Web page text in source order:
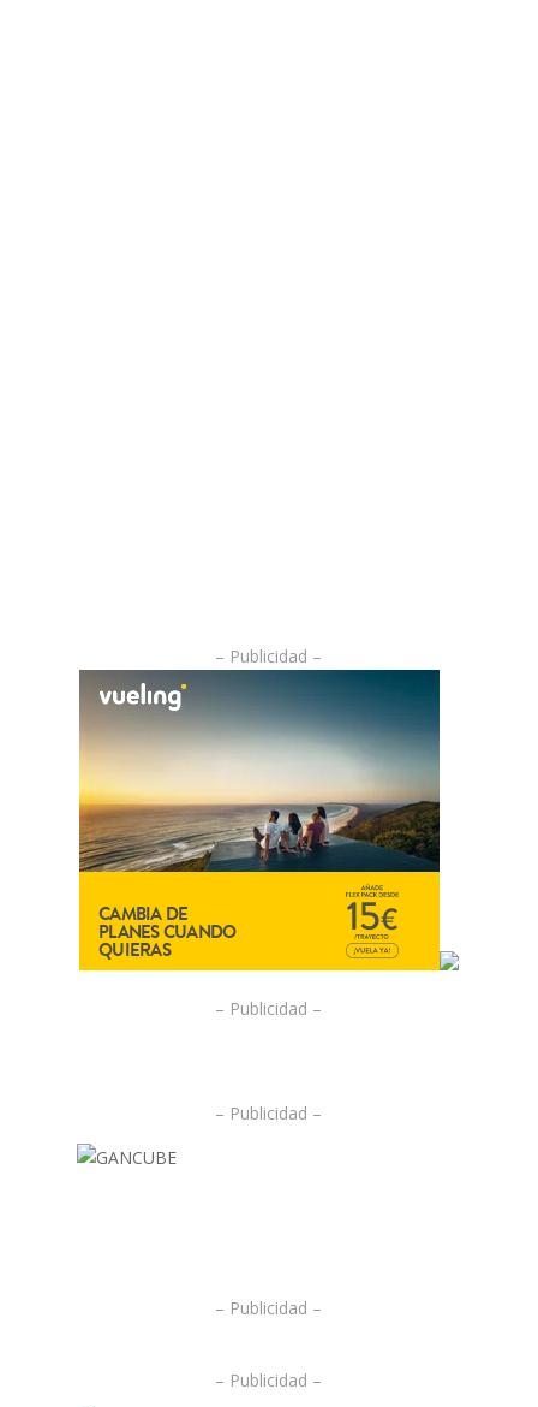
– Publicidad –
– Publicidad –
– Publicidad –
– Publicidad –
– Publicidad –